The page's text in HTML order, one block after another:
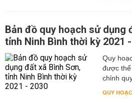
Bản đồ quy hoạch sử dụng
tỉnh Ninh Bình thời kỳ 2021
Quy
được thể
chỉnh
QUY